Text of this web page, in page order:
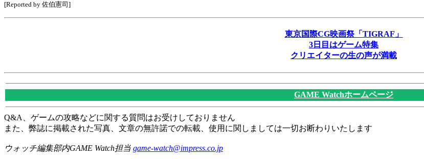
[Reported by 佐伯憲司]
東京国際CG映画祭「TIGRAF」
3日目はゲーム特集
クリエイターの生の声が満載
GAME Watchホームページ
Q&A、ゲームの攻略などに関する質問はお受けしておりません
また、弊誌に掲載された写真、文章の無許諾での転載、使用に関しましては一切お断わりいたします
ウォッチ編集部内GAME Watch担当 game-watch@impress.co.jp